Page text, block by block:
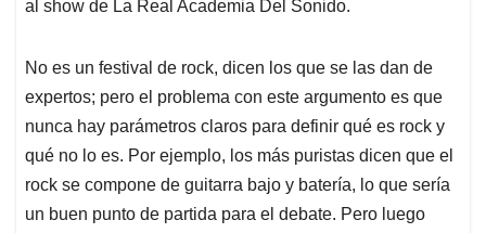
al show de La Real Academia Del Sonido.
No es un festival de rock, dicen los que se las dan de
expertos; pero el problema con este argumento es que
nunca hay parámetros claros para definir qué es rock y
qué no lo es. Por ejemplo, los más puristas dicen que el
rock se compone de guitarra bajo y batería, lo que sería
un buen punto de partida para el debate. Pero luego